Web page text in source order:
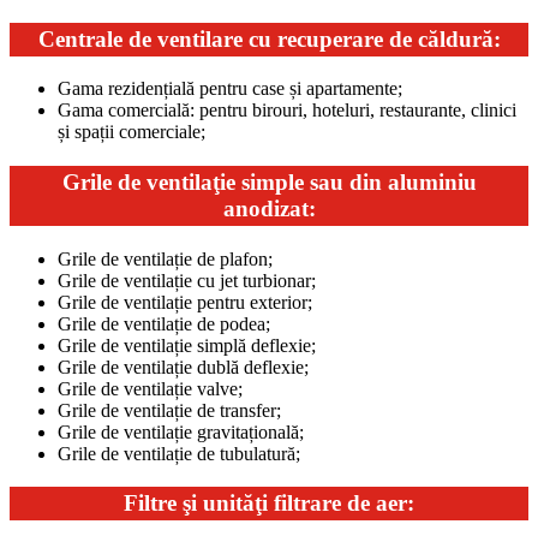
Centrale de ventilare cu recuperare de căldură:
Gama rezidențială pentru case și apartamente;
Gama comercială: pentru birouri, hoteluri, restaurante, clinici
și spații comerciale;
Grile de ventilaţie simple sau din aluminiu
anodizat:
Grile de ventilație de plafon;
Grile de ventilație cu jet turbionar;
Grile de ventilație pentru exterior;
Grile de ventilație de podea;
Grile de ventilație simplă deflexie;
Grile de ventilație dublă deflexie;
Grile de ventilație valve;
Grile de ventilație de transfer;
Grile de ventilație gravitațională;
Grile de ventilație de tubulatură;
Filtre şi unităţi filtrare de aer: